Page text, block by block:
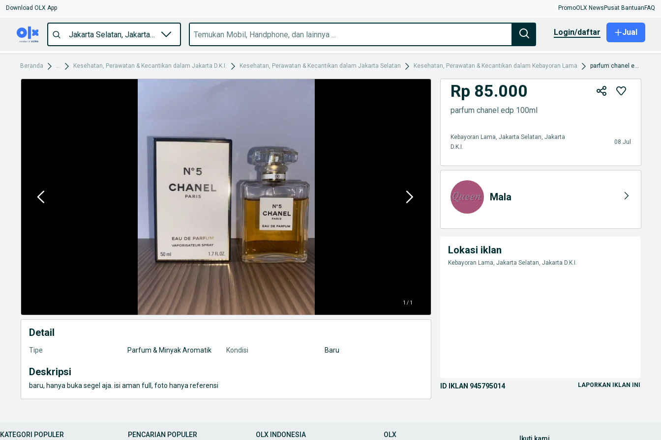
Download OLX App PromoOLX News Pusat Bantuan FAQ
login/daftar Jual
Beranda ... Kesehatan, Perawatan & Kecantikan dalam Jakarta D.K.I. Kesehatan, Perawatan & Kecantikan dalam Jakarta Selatan Kesehatan, Perawatan & Kecantikan dalam Kebayoran Lama parfum chanel edp 100ml
1 / 1
Detail
Tipe Parfum & Minyak Aromatik Kondisi Baru
Deskripsi
baru, hanya buka segel aja. isi aman full, foto hanya referensi
Rp 85.000
parfum chanel edp 100ml
Kebayoran Lama, Jakarta Selatan, Jakarta
D.K.I.
08 Jul
Mala
Lokasi iklan
Kebayoran Lama, Jakarta Selatan, Jakarta D.K.I.
ID IKLAN 945795014 LAPORKAN IKLAN INI
KATEGORI POPULER PENCARIAN POPULER OLX INDONESIA OLX